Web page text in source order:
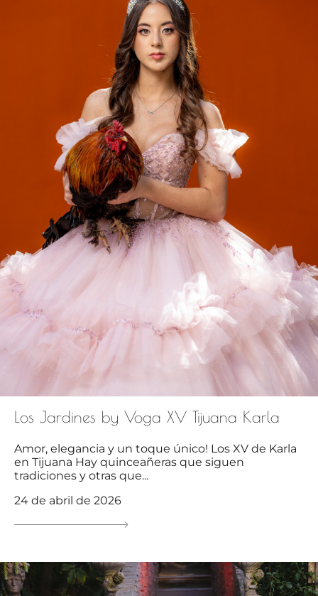
Los Jardines by Voga XV Tijuana Karla
Amor, elegancia y un toque único! Los XV de Karla
en Tijuana Hay quinceañeras que siguen
tradiciones y otras que...
24 de abril de 2026